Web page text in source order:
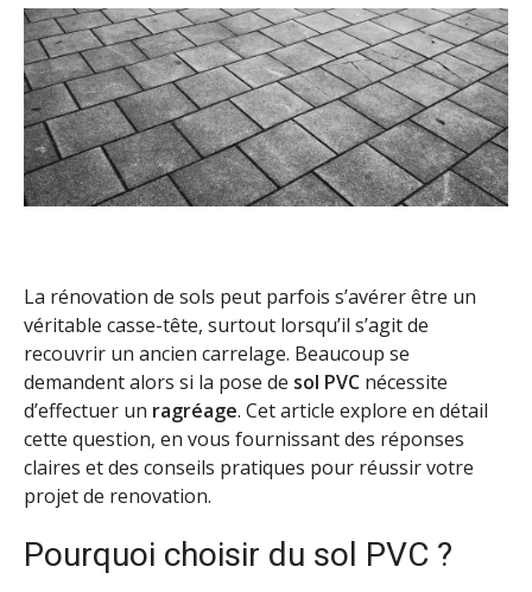
La rénovation de sols peut parfois s’avérer être un
véritable casse-tête, surtout lorsqu’il s’agit de
recouvrir un ancien carrelage. Beaucoup se
demandent alors si la pose de sol PVC nécessite
d’effectuer un ragréage. Cet article explore en détail
cette question, en vous fournissant des réponses
claires et des conseils pratiques pour réussir votre
projet de renovation.
Pourquoi choisir du sol PVC ?